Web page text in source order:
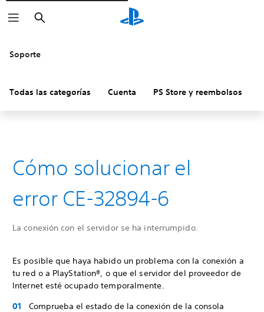
Buscar
Soporte
Todas las categorías Cuenta PS Store y reembolsos
Cómo solucionar el
error CE-32894-6
La conexión con el servidor se ha interrumpido.
Es posible que haya habido un problema con la conexión a
tu red o a PlayStation®, o que el servidor del proveedor de
Internet esté ocupado temporalmente.
Comprueba el estado de la conexión de la consola